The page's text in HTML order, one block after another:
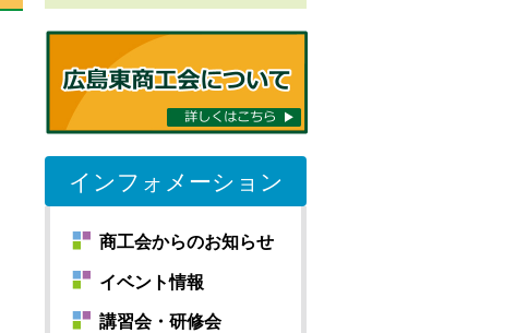
インフォメーション
商工会からのお知らせ
イベント情報
講習会・研修会